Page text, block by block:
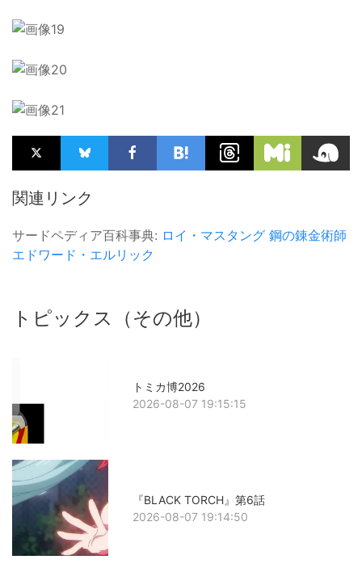
関連リンク
サードペディア百科事典: ロイ・マスタング 鋼の錬金術師
エドワード・エルリック
トピックス（その他）
トミカ博2026
2026-08-07 19:15:15
『BLACK TORCH』第6話
2026-08-07 19:14:50